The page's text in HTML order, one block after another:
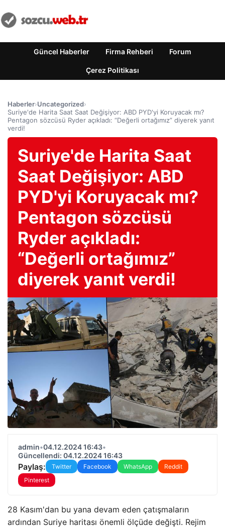
Güncel Haberler Firma Rehberi Forum
Çerez Politikası
Haberler›Uncategorized›
Suriye'de Harita Saat Saat Değişiyor: ABD PYD'yi Koruyacak mı?
Pentagon sözcüsü Ryder açıkladı: “Değerli ortağımız” diyerek yanıt
verdi!
Suriye'de Harita Saat
Saat Değişiyor: ABD
PYD'yi Koruyacak mı?
Pentagon sözcüsü
Ryder açıkladı:
“Değerli ortağımız”
diyerek yanıt verdi!
admin•04.12.2024 16:43•
Güncellendi: 04.12.2024 16:43
Paylaş: Twitter Facebook WhatsApp
Reddit
Pinterest
28 Kasım'dan bu yana devam eden çatışmaların
ardından Suriye haritası önemli ölçüde değişti. Rejim